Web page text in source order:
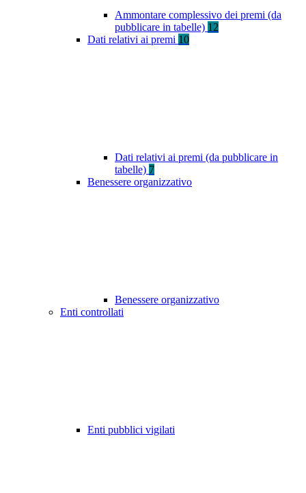
Ammontare complessivo dei premi (da
pubblicare in tabelle) 12
Dati relativi ai premi 10
Dati relativi ai premi (da pubblicare in
tabelle) 7
Benessere organizzativo
Benessere organizzativo
Enti controllati
Enti pubblici vigilati